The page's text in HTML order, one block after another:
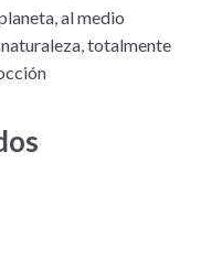
al medio
totalmente